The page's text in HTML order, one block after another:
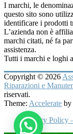
I marchi, le
questo sito sono
identificare i prodotti
L’azienda non è
marchi citati, né fa
assistenza.
Tutti i marchi e loghi
Copyright © 2026
Riparazioni e
riservati.
Theme: Accelerate by
Privacy Policy